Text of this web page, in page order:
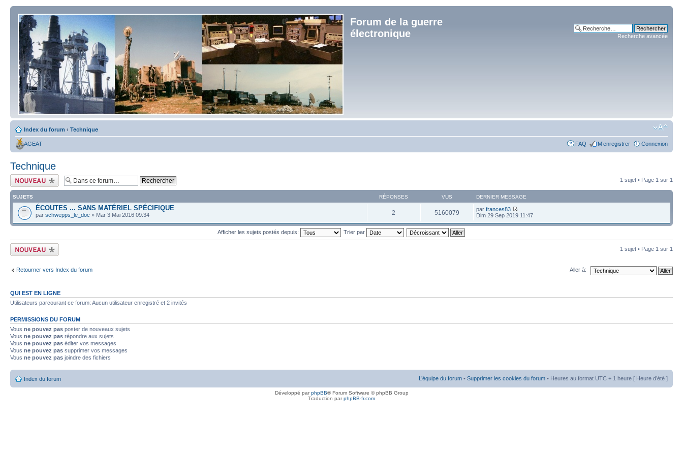
Forum de la guerre
électronique
Recherche avancée
Index du forum ‹ Technique
AGEAT FAQ M’enregistrer Connexion
Technique
Écrire un nouveau
sujet
1 sujet • Page 1 sur 1
SUJETS RÉPONSES VUS DERNIER MESSAGE
ÉCOUTES ... SANS MATÉRIEL SPÉCIFIQUE
par schwepps_le_doc » Mar 3 Mai 2016 09:34 2 5160079 parfrances83
Dim 29 Sep 2019 11:47
Afficher les sujets postés depuis: Trier par
Écrire un nouveau
sujet
1 sujet • Page 1 sur 1
Retourner vers Index du forum Aller à:
QUI EST EN LIGNE
Utilisateurs parcourant ce forum: Aucun utilisateur enregistré et 2 invités
PERMISSIONS DU FORUM
Vous ne pouvez pas poster de nouveaux sujets
Vous ne pouvez pas répondre aux sujets
Vous ne pouvez pas éditer vos messages
Vous ne pouvez pas supprimer vos messages
Vous ne pouvez pas joindre des fichiers
Index du forum L’équipe du forum • Supprimer les cookies du forum • Heures au format UTC + 1 heure [ Heure d’été ]
Développé parphpBB® Forum Software © phpBB Group
Traduction parphpBB-fr.com